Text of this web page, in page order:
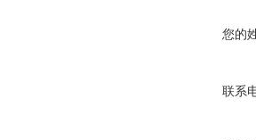
您的
联系